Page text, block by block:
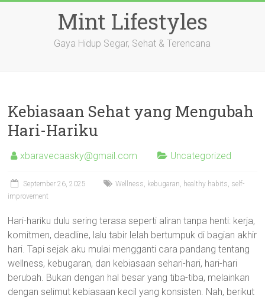
Mint Lifestyles
Gaya Hidup Segar, Sehat & Terencana
Kebiasaan Sehat yang Mengubah
Hari-Hariku
xbaravecaasky@gmail.com Uncategorized
September 26, 2025
Wellness, kebugaran, healthy habits, self-
improvement
Hari-hariku dulu sering terasa seperti aliran tanpa henti: kerja,
komitmen, deadline, lalu tabir lelah bertumpuk di bagian akhir
hari. Tapi sejak aku mulai mengganti cara pandang tentang
wellness, kebugaran, dan kebiasaan sehari-hari, hari-hari
berubah. Bukan dengan hal besar yang tiba-tiba, melainkan
dengan selimut kebiasaan kecil yang konsisten. Nah, berikut